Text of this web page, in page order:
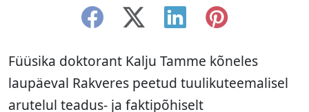
Füüsika doktorant Kalju Tamme kõneles
laupäeval Rakveres peetud tuulikuteemalisel
arutelul teadus- ja faktipõhiselt